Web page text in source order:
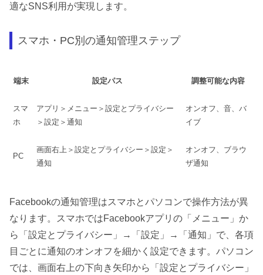
適なSNS利用が実現します。
スマホ・PC別の通知管理ステップ
端末 設定パス 調整可能な内容
スマ
ホ
アプリ＞メニュー＞設定とプライバシー
＞設定＞通知
オンオフ、音、バ
イブ
PC
画面右上＞設定とプライバシー＞設定＞
通知
オンオフ、ブラウ
ザ通知
Facebookの通知管理はスマホとパソコンで操作方法が異
なります。スマホではFacebookアプリの「メニュー」か
ら「設定とプライバシー」→「設定」→「通知」で、各項
目ごとに通知のオンオフを細かく設定できます。パソコン
では、画面右上の下向き矢印から「設定とプライバシー」